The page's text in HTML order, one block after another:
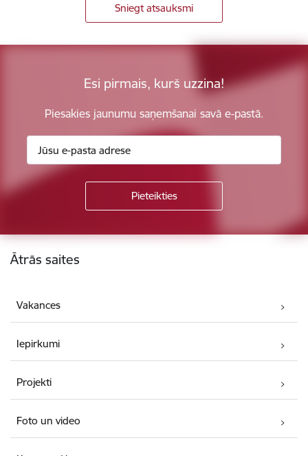
Sniegt atsauksmi
Esi pirmais, kurš uzzina!
Piesakies jaunumu saņemšanai savā e-pastā.
Kājene
Ātrās saites
Vakances
Iepirkumi
Projekti
Foto un video